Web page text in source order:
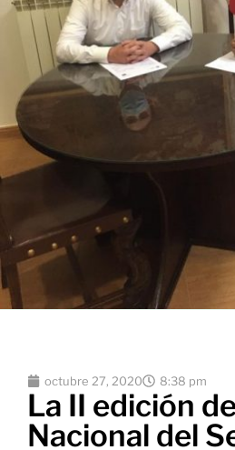
octubre 27, 2020 8:38 pm
La II edición
Nacional del